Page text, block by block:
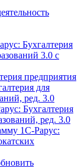
Бухгалтерия
3.0 с
предприятия
для
ред. 3.0
Бухгалтерия
ред. 3.0
1С-Рарус: